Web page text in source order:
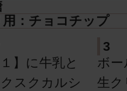
用：チョコチップ
１】に牛乳と
スクカルシ
3
ボー
生ク